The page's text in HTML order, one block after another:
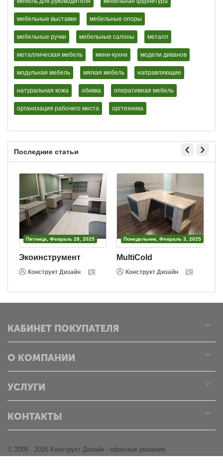
мебельные выставки мебельные опоры
мебельные ручки мебельные салоны металл
металлическая мебель мини-кухни модели диванов
модульная мебель мягкая мебель направляющие
натуральная кожа обивка оперативная мебель
организация рабочего места оргтехника
Последние статьи
Пятница, Февраль 28, 2025
Экоинструмент
Конструкт Дизайн
Понедельник, Февраль 3, 2025
MultiCold
Конструкт Дизайн
КАБИНЕТ ПОКУПАТЕЛЯ
О КОМПАНИИ
УСЛУГИ
КОНТАКТЫ
© 2005 - 2026 Конструкт Дизайн - офисные решения.